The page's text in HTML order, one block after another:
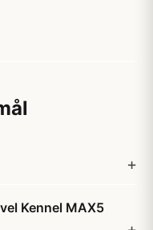
Kennel MAX5